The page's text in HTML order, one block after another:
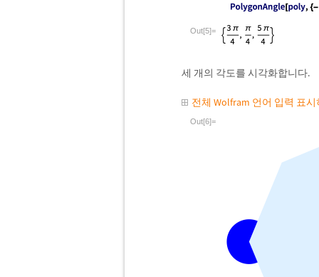
Out[5]=
세 개의 각도를 시각화합니다.
전체 Wolfram 언어 입력 표
Out[6]=